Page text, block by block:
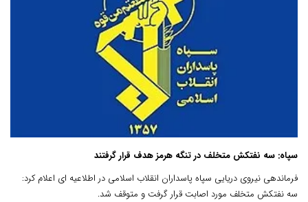
سپاه: سه نفتکش متخلف در تنگه هرمز هدف قرار گرفتند
فرماندهی نیروی دریایی سپاه پاسداران انقلاب اسلامی در اطلاعیه ای اعلام کرد:
سه نفتکش متخلف مورد اصابت قرار گرفت و متوقف شد.